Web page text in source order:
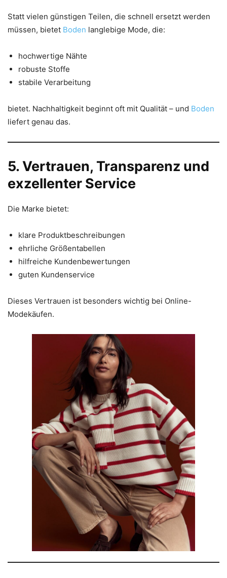
Statt vielen günstigen Teilen, die schnell ersetzt werden
müssen, bietet Boden langlebige Mode, die:
hochwertige Nähte
robuste Stoffe
stabile Verarbeitung
bietet. Nachhaltigkeit beginnt oft mit Qualität – und Boden
liefert genau das.
5. Vertrauen, Transparenz und
exzellenter Service
Die Marke bietet:
klare Produktbeschreibungen
ehrliche Größentabellen
hilfreiche Kundenbewertungen
guten Kundenservice
Dieses Vertrauen ist besonders wichtig bei Online-
Modekäufen.